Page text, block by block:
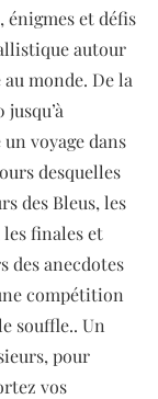
énigmes et défis
autour
monde. De la
voyage dans
desquelles
des Bleus, les
finales et
des anecdotes
compétition
souffle.. Un
pour
vos